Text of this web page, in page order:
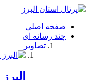
فصد
شرق
تهران
خشکشویی
صفحه اصلی
چند رسانه ای
تصاویر